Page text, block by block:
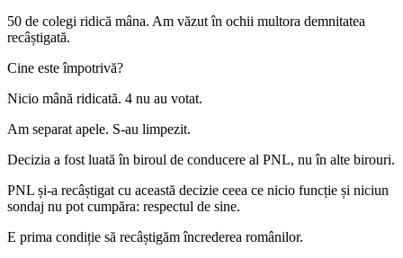
50 de colegi ridică mâna. Am văzut în ochii multora demnitatea
recâștigată.
Cine este împotrivă?
Nicio mână ridicată. 4 nu au votat.
Am separat apele. S-au limpezit.
Decizia a fost luată în biroul de conducere al PNL, nu în alte birouri.
PNL și-a recâștigat cu această decizie ceea ce nicio funcție și niciun
sondaj nu pot cumpăra: respectul de sine.
E prima condiție să recâștigăm încrederea românilor.